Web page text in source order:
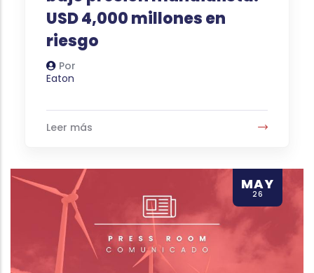
USD 4,000 millones en
riesgo
Por
Autor
Eaton
Leer más
MAY
26